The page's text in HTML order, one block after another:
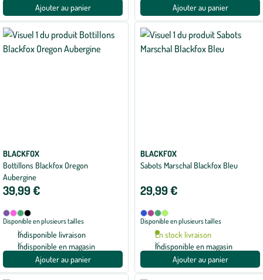
Ajouter au panier
Ajouter au panier
BLACKFOX
Bottillons Blackfox Oregon
Aubergine
39,99 €
Disponible
en
coloris
Aubergine
Fuchsia
KakiNoir
Disponible en plusieurs tailles
Indisponible livraison
Indisponible en magasin
Ajouter au panier
BLACKFOX
Sabots Marschal Blackfox Bleu
29,99 €
Disponible
en
coloris
BleuFramboise
KakiVert
anis
Disponible en plusieurs tailles
En stock livraison
Indisponible en magasin
Ajouter au panier